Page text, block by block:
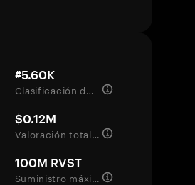
#5.60K
Clasificación del mercado
$0.12M
Valoración totalmente diluida
100M RVST
Suministro máximo